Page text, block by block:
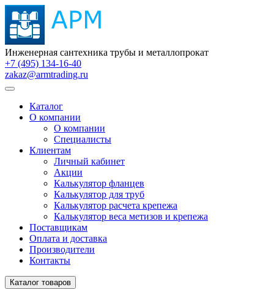
Инженерная сантехника трубы и металлопрокат
+7 (495) 134-16-40
zakaz@armtrading.ru
Каталог
О компании
О компании
Специалисты
Клиентам
Личный кабинет
Акции
Калькулятор фланцев
Калькулятор для труб
Калькулятор расчета крепежа
Калькулятор веса метизов и крепежа
Поставщикам
Оплата и доставка
Производители
Контакты
Каталог товаров